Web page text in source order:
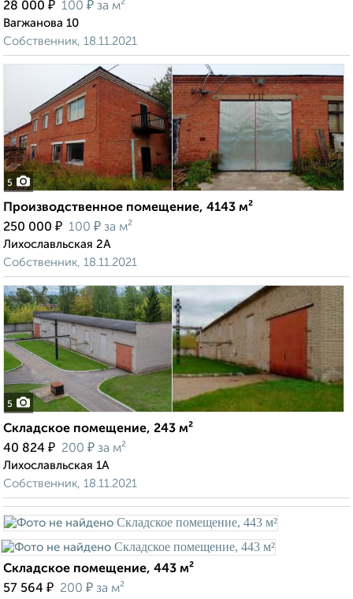
28 000 ₽ 100 ₽ за м²
Вагжанова 10
Собственник, 18.11.2021
5
Производственное помещение, 4143 м²
250 000 ₽ 100 ₽ за м²
Лихославльская 2А
Собственник, 18.11.2021
5
Складское помещение, 243 м²
40 824 ₽ 200 ₽ за м²
Лихославльская 1А
Собственник, 18.11.2021
Складское помещение, 443 м²
57 564 ₽ 200 ₽ за м²